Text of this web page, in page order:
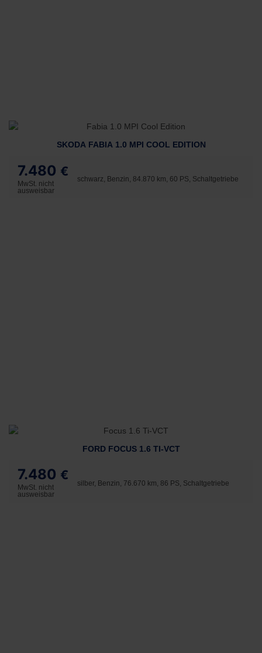
SKODA FABIA 1.0 MPI COOL EDITION
7.480 €
MwSt. nicht
ausweisbar
schwarz, Benzin, 84.870 km, 60 PS, Schaltgetriebe
FORD FOCUS 1.6 TI-VCT
7.480 €
MwSt. nicht
ausweisbar
silber, Benzin, 76.670 km, 86 PS, Schaltgetriebe